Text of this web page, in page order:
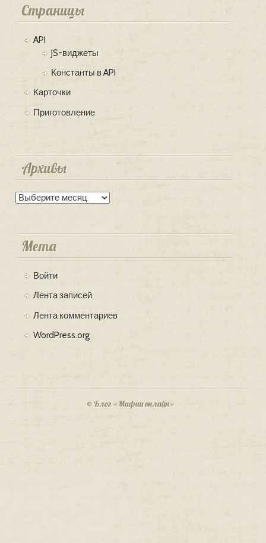
Страницы
API
JS-виджеты
Константы в API
Карточки
Приготовление
Архивы
Архивы
Мета
Войти
Лента записей
Лента комментариев
WordPress.org
© Блог «Мафии онлайн»